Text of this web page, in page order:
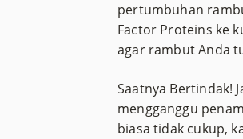
pertumbuhan
Factor Proteins ke
agar rambut Anda
Saatnya Bertindak!
mengganggu
biasa tidak cukup,